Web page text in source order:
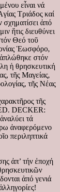
εἶναι νά
Τριάδος καί
σχηματίσει ἀπό
ἥτις διευθύνει
Θεό τοῦ
Ἑωσφόρο,
στόν
ἡ θρησκευτική
τῆς Μαγείας,
τῆς Νέας
τῆς
DECKER:
τά
ἀναφερόμενο
περιληπτικά
ἀπ’ τήν ἐποχή
ἀπό γενιά